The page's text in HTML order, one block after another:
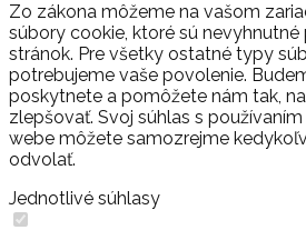
Zo zákona môžeme na vašom
súbory cookie, ktoré sú
stránok. Pre všetky ostatné typy
potrebujeme vaše povolenie.
poskytnete a pomôžete nám tak,
zlepšovať. Svoj súhlas s
webe môžete samozrejme
odvolať.
Jednotlivé súhlasy